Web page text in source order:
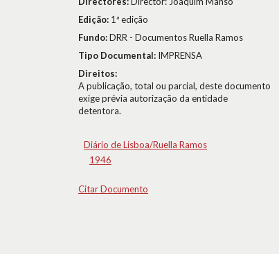
Edição: 1ª edição
Fundo:DRR - Documentos Ruella Ramos
Tipo Documental: IMPRENSA
Direitos:
A publicação, total ou parcial, deste documento
exige prévia autorização da entidade
detentora.
Diário de Lisboa/Ruella Ramos
1946
Citar Documento